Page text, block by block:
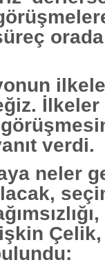
verdi.
neler